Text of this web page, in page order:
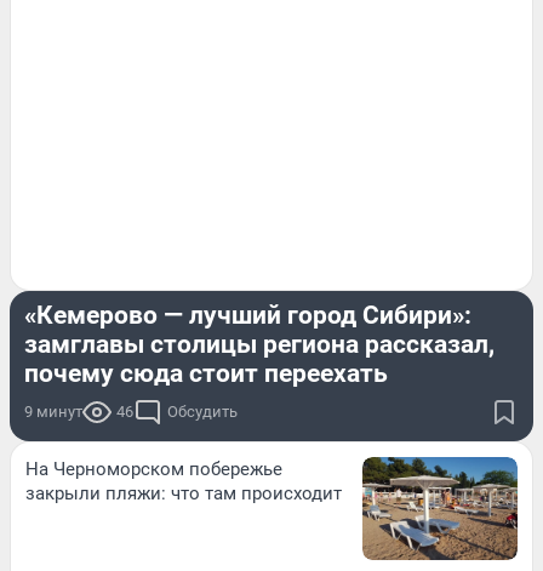
«Кемерово — лучший город Сибири»:
замглавы столицы региона рассказал,
почему сюда стоит переехать
9 минут 46 Обсудить
На Черноморском побережье
закрыли пляжи: что там происходит